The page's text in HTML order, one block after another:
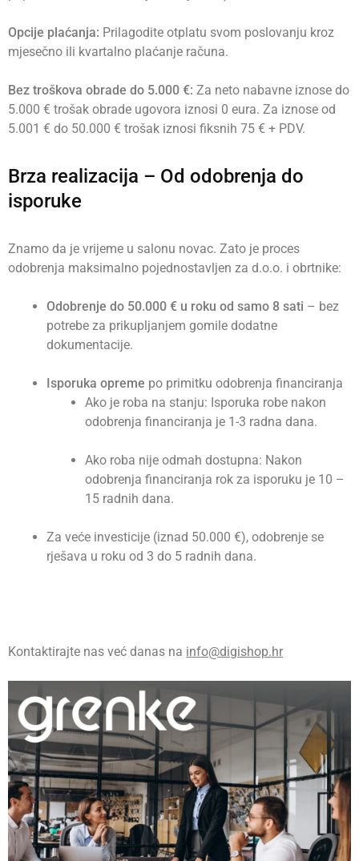
Opcije plaćanja: Prilagodite otplatu svom poslovanju kroz
mjesečno ili kvartalno plaćanje računa.
Bez troškova obrade do 5.000 €: Za neto nabavne iznose do
5.000 € trošak obrade ugovora iznosi 0 eura. Za iznose od
5.001 € do 50.000 € trošak iznosi fiksnih 75 € + PDV.
Brza realizacija – Od odobrenja do
isporuke
Znamo da je vrijeme u salonu novac. Zato je proces
odobrenja maksimalno pojednostavljen za d.o.o. i obrtnike:
Odobrenje do 50.000 € u roku od samo 8 sati – bez
potrebe za prikupljanjem gomile dodatne
dokumentacije.
Isporuka opreme po primitku odobrenja financiranja
Ako je roba na stanju: Isporuka robe nakon
odobrenja financiranja je 1-3 radna dana.
Ako roba nije odmah dostupna: Nakon
odobrenja financiranja rok za isporuku je 10 –
15 radnih dana.
Za veće investicije (iznad 50.000 €), odobrenje se
rješava u roku od 3 do 5 radnih dana.
Kontaktirajte nas već danas na info@digishop.hr